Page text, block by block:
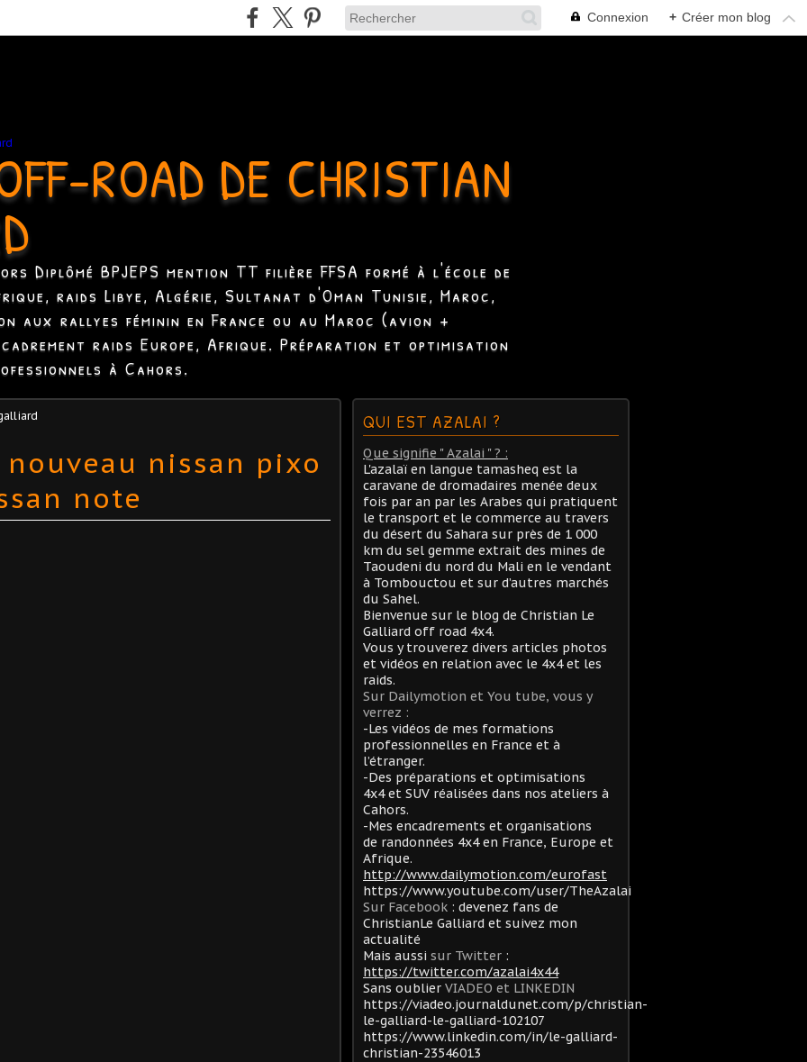
Connexion + Créer mon blog
ROAD DE CHRISTIAN
Diplômé BPJEPS mention TT filière FFSA formé à l'école de
raids Libye, Algérie, Sultanat d'Oman Tunisie, Maroc,
aux rallyes féminin en France ou au Maroc (avion +
raids Europe, Afrique. Préparation et optimisation
à Cahors.
nissan pixo
note
QUI EST AZALAI ?
Que signifie " Azalai " ? :
L'azalaï en langue tamasheq est la
caravane de dromadaires menée deux
fois par an par les Arabes qui pratiquent
le transport et le commerce au travers
du désert du Sahara sur près de 1 000
km du sel gemme extrait des mines de
Taoudeni du nord du Mali en le vendant
à Tombouctou et sur d’autres marchés
du Sahel.
Bienvenue sur le blog de Christian Le
Galliard off road 4x4.
Vous y trouverez divers articles photos
et vidéos en relation avec le 4x4 et les
raids.
Sur Dailymotion et You tube, vous y
verrez :
-Les vidéos de mes formations
professionnelles en France et à
l’étranger.
-Des préparations et optimisations
4x4 et SUV réalisées dans nos ateliers à
Cahors.
-Mes encadrements et organisations
de randonnées 4x4 en France, Europe et
Afrique.
http://www.dailymotion.com/eurofast
https://www.youtube.com/user/TheAzalai
Sur Facebook : devenez fans de
ChristianLe Galliard et suivez mon
actualité
Mais aussi sur Twitter :
https://twitter.com/azalai4x44
Sans oublier VIADEO et LINKEDIN
https://viadeo.journaldunet.com/p/christian-
le-galliard-le-galliard-102107
https://www.linkedin.com/in/le-galliard-
christian-23546013